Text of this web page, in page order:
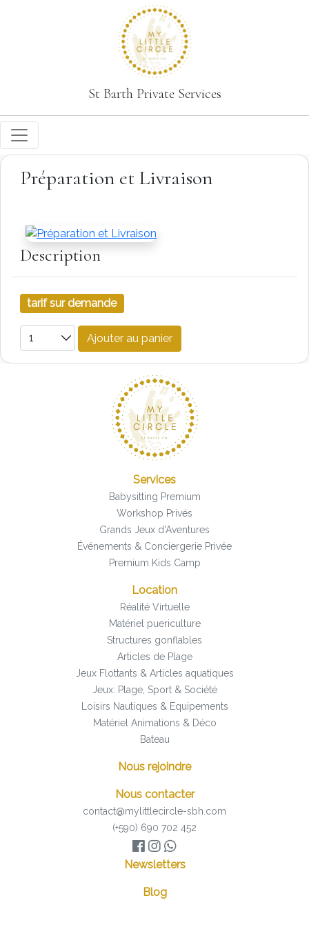
St Barth Private Services
Préparation et Livraison
Description
tarif sur demande
Ajouter au panier
Services
Babysitting Premium
Workshop Privés
Grands Jeux d'Aventures
Événements & Conciergerie Privée
Premium Kids Camp
Location
Réalité Virtuelle
Matériel puericulture
Structures gonflables
Articles de Plage
Jeux Flottants & Articles aquatiques
Jeux: Plage, Sport & Société
Loisirs Nautiques & Equipements
Matériel Animations & Déco
Bateau
Nous rejoindre
Nous contacter
contact@mylittlecircle-sbh.com
(+590) 690 702 452
Newsletters
Blog